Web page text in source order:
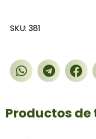
SKU: 381
Productos